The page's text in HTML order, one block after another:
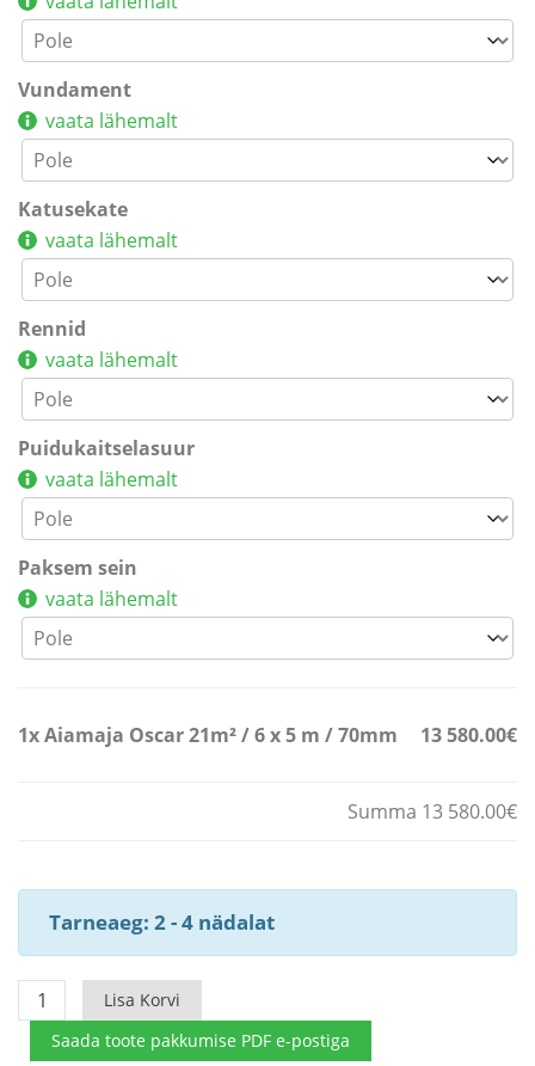
Vundament
vaata lähemalt
Katusekate
vaata lähemalt
Rennid
vaata lähemalt
Puidukaitselasuur
vaata lähemalt
Paksem sein
vaata lähemalt
1xAiamaja Oscar 21m² / 6 x 5 m / 70mm 13 580.00€
Summa 13 580.00€
Tarneaeg: 2 - 4 nädalat
Aiamaja
Oscar
21m²
Lisa Korvi
Saada toote pakkumise PDF e-postiga